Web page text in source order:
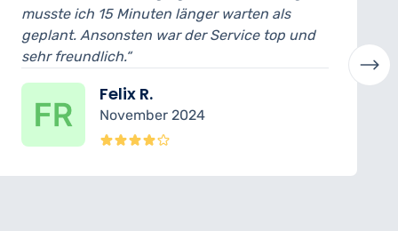
als
top und
ich konnte das Auto noch am
abholen. Der Mechaniker hat
verständlich erklärt. Sehr